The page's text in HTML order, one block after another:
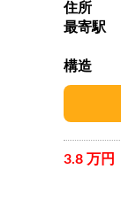
住所
最寄駅
構造
3.8 万円